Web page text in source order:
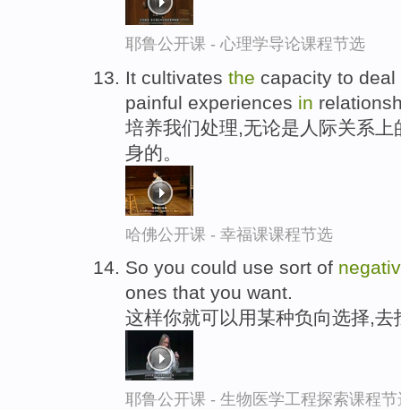
耶鲁公开课 - 心理学导论课程节选
It cultivates the capacity to
painful experiences in
培养我们处理,无论是人际关系
身的。
哈佛公开课 - 幸福课课程节选
So you could use sort of
ones that you want.
这样你就可以用某种负向选择,去
耶鲁公开课 - 生物医学工程探索课程节